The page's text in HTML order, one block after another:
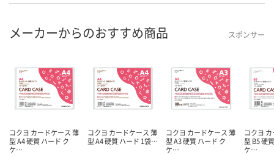
メーカーからのおすすめ商品 スポンサー
コクヨ カードケース 薄
型 A4 硬質 ハード ク
ケ…
コクヨ カードケース 薄
型 A4 硬質 ハード 1袋…
コクヨ カードケース 薄
型 A3 硬質 ハード ク
ケ…
コクヨ
型 B5 硬
ケ…